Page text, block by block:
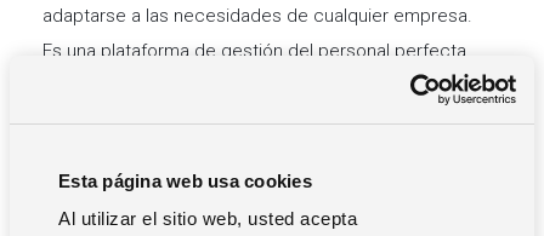
Esta página web usa cookies
Al utilizar el sitio web, usted acepta
adaptarse a las necesidades de cualquier empresa.
Es una plataforma de gestión del personal perfecta
para las microempresas que desean empezar a
permisos o bajas
marcar las horas extras
recoger, de forma automática, las solicitudes de